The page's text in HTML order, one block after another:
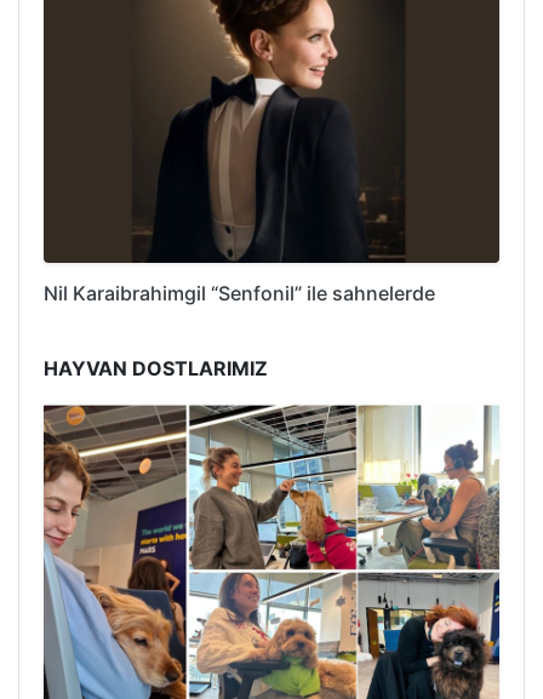
Nil Karaibrahimgil “Senfonil” ile sahnelerde
HAYVAN DOSTLARIMIZ